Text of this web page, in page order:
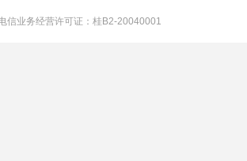
信业务经营许可证：桂B2-20040001